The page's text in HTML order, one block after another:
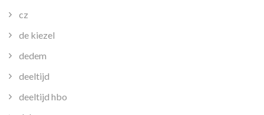
cz
de kiezel
dedem
deeltijd
deeltijd hbo